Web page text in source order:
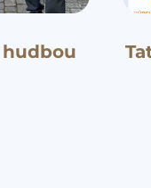
hudbou